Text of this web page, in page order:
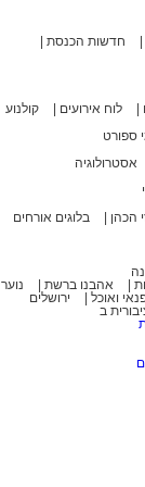
חדשות הכנסת
לוח אירועים קולנוע
ספורט
אסטרולוגיה
הכהן בלוגים אורחים
אהבנו ברשת
נוער
ואוכל
ירושלים
ב